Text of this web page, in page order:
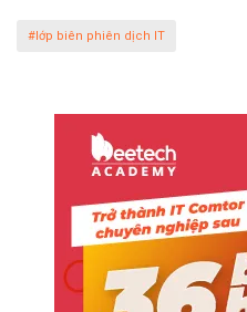
#lớp biên phiên dịch IT